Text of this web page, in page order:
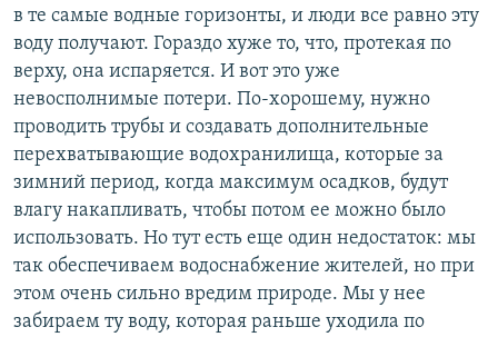
в те самые водные горизонты, и люди все равно эту
воду получают. Гораздо хуже то, что, протекая по
верху, она испаряется. И вот это уже
невосполнимые потери. По-хорошему, нужно
проводить трубы и создавать дополнительные
перехватывающие водохранилища, которые за
зимний период, когда максимум осадков, будут
влагу накапливать, чтобы потом ее можно было
использовать. Но тут есть еще один недостаток: мы
так обеспечиваем водоснабжение жителей, но при
этом очень сильно вредим природе. Мы у нее
забираем ту воду, которая раньше уходила по